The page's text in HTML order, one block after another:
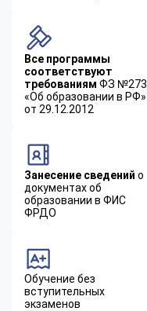
Все программы
соответствуют
требованиям ФЗ №273
«Об образовании в РФ»
от 29.12.2012
Занесение сведений о
документах об
образовании в ФИС
ФРДО
Обучение без
вступительных
экзаменов